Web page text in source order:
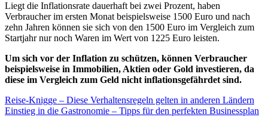
Liegt die Inflationsrate dauerhaft bei zwei Prozent, haben
Verbraucher im ersten Monat beispielsweise 1500 Euro und nach
zehn Jahren können sie sich von den 1500 Euro im Vergleich zum
Startjahr nur noch Waren im Wert von 1225 Euro leisten.
Um sich vor der Inflation zu schützen, können Verbraucher
beispielsweise in Immobilien, Aktien oder Gold investieren, da
diese im Vergleich zum Geld nicht inflationsgefährdet sind.
Reise-Knigge – Diese Verhaltensregeln gelten in anderen Ländern
Einstieg in die Gastronomie – Tipps für den perfekten Businessplan